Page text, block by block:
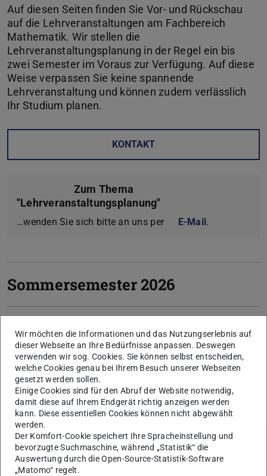
Auf diesen Seiten finden Sie Vor- und Rückschau
auf die Lehrveranstaltungen am Fachbereich
Mathematik. Wir stellen die
Lehrveranstaltungsplanung in der Regel ein bis
zwei Semester im Voraus zur Verfügung. Auf diese
Weise verpassen Sie keine spannende
Lehrveranstaltung und können zudem verlässlich
Ihr Studium planen.
KONTAKT
Zum Thema
"Lehrveranstaltungsplanung"
…wenden Sie sich bitte an uns per E-Mail.
Sommersemester 2026
Wintersemester 2026/27
Archiv
Lehrveranstaltungsplanung
Archiv Vorlesungsvideos
Wir möchten die Informationen und das Nutzungserlebnis auf
dieser Webseite an Ihre Bedürfnisse anpassen. Deswegen
verwenden wir sog. Cookies. Sie können selbst entscheiden,
welche Cookies genau bei Ihrem Besuch unserer Webseiten
gesetzt werden sollen.
Einige Cookies sind für den Abruf der Website notwendig,
damit diese auf Ihrem Endgerät richtig anzeigen werden
kann. Diese essentiellen Cookies können nicht abgewählt
werden.
Der Komfort-Cookie speichert Ihre Spracheinstellung und
bevorzugte Suchmaschine, während „Statistik“ die
Auswertung durch die Open-Source-Statistik-Software
„Matomo“ regelt.